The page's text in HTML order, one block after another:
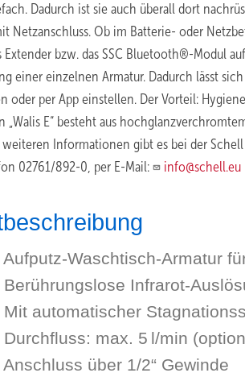
Dadurch ist sie auch überall dort
Netzanschluss. Ob im Batterie- oder
Extender bzw. das SSC Bluetooth®-Modul
einer einzelnen Armatur. Dadurch lässt
oder per App einstellen. Der Vorteil:
„Walis E“ besteht aus
Informationen gibt es bei der
02761/892-0, per E-Mail:
info@schell.eu
Aufputz-Waschtisch-Armatur
Berührungslose Infrarot-
Mit automatischer
Durchfluss: max. 5 l/min
Anschluss über 1/2“ Gewinde